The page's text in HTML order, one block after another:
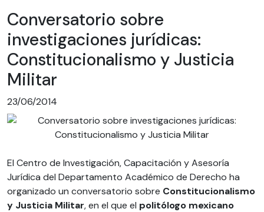
Conversatorio sobre
investigaciones jurídicas:
Constitucionalismo y Justicia
Militar
23/06/2014
El Centro de Investigación, Capacitación y Asesoría
Jurídica del Departamento Académico de Derecho ha
organizado un conversatorio sobre Constitucionalismo
y Justicia Militar, en el que el politólogo mexicano